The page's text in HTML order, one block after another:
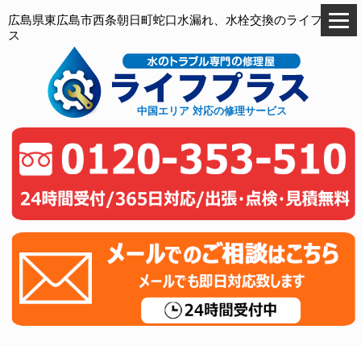
広島県東広島市西条朝日町蛇口水漏れ、水栓交換のライフプラ
ス
中国エリア 対応の修理サービス